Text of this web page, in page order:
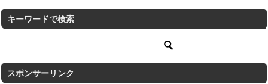
キーワードで検索
スポンサーリンク